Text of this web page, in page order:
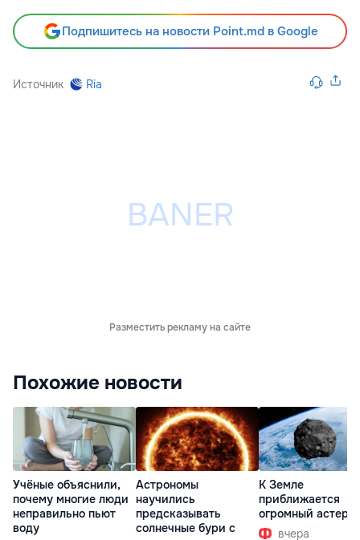
Подпишитесь на новости Point.md в Google
Источник Ria
Разместить рекламу на сайте
Похожие новости
Учёные объяснили,
почему многие люди
неправильно пьют
воду
Астрономы
научились
предсказывать
солнечные бури с
К Земле
приближается
огромный
вчера